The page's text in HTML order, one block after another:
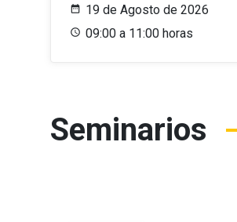
19 de Agosto de 2026
09:00 a 11:00 horas
Seminarios